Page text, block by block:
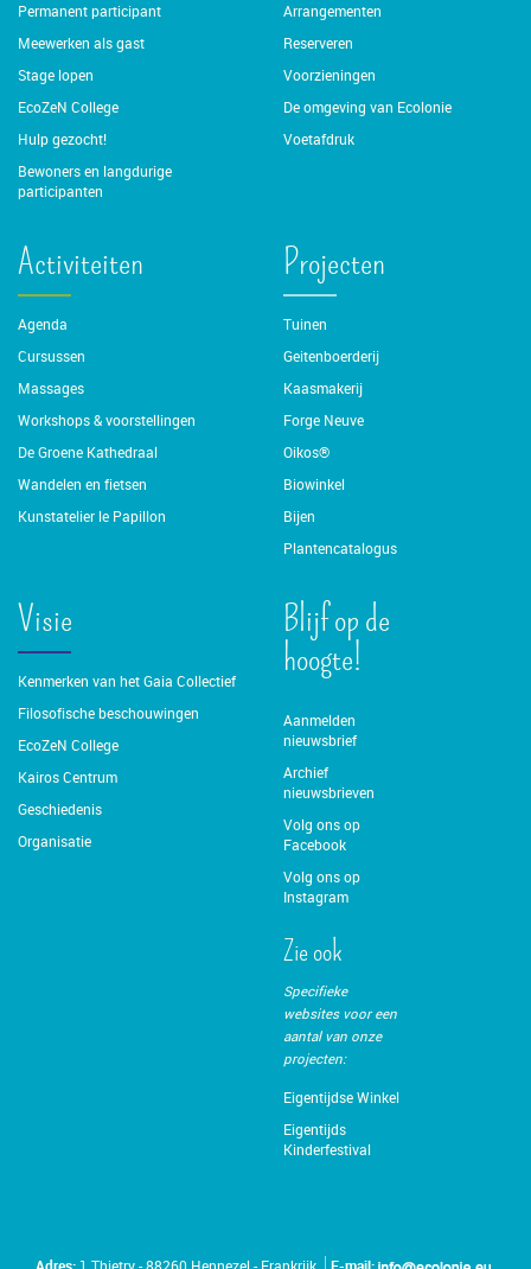
Permanent participant
Meewerken als gast
Stage lopen
EcoZeN College
Hulp gezocht!
Bewoners en langdurige
participanten
Arrangementen
Reserveren
Voorzieningen
De omgeving van Ecolonie
Voetafdruk
Activiteiten
Agenda
Cursussen
Massages
Workshops & voorstellingen
De Groene Kathedraal
Wandelen en fietsen
Kunstatelier le Papillon
Projecten
Tuinen
Geitenboerderij
Kaasmakerij
Forge Neuve
Oikos®
Biowinkel
Bijen
Plantencatalogus
Visie
Kenmerken van het Gaia Collectief
Filosofische beschouwingen
EcoZeN College
Kairos Centrum
Geschiedenis
Organisatie
Blijf op de
hoogte!
Aanmelden
nieuwsbrief
Archief
nieuwsbrieven
Volg ons op
Facebook
Volg ons op
Instagram
Zie ook
Specifieke
websites voor een
aantal van onze
projecten:
Eigentijdse Winkel
Eigentijds
Kinderfestival